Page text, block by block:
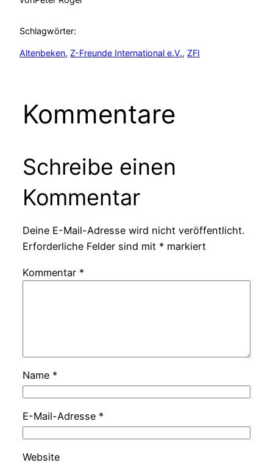
Schlagwörter:
Altenbeken, Z-Freunde International e.V., ZFI
Kommentare
Schreibe einen
Kommentar
Deine E-Mail-Adresse wird nicht veröffentlicht.
Erforderliche Felder sind mit * markiert
Kommentar *
Name *
E-Mail-Adresse *
Website